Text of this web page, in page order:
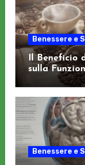
Benessere e
Il Beneficio
sulla
Benessere e